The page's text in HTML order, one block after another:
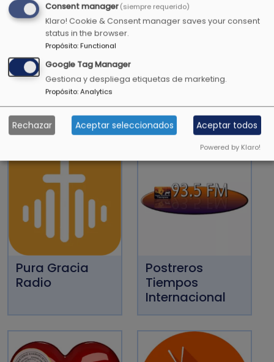
Todavía darán fruto en la vejez, serán gordos y
florecientes
Salmos 92:14
OTRAS EMISORAS CRISTIANAS
Pura Gracia
Radio
Postreros
Tiempos
Internacional
Consent manager(siempre requerido)
Klaro! Cookie & Consent manager saves your consent
status in the browser.
Propósito:Functional
Google Tag Manager
Gestiona y despliega etiquetas de marketing.
Propósito:Analytics
Rechazar Aceptar seleccionados Aceptar todos
Powered by Klaro!